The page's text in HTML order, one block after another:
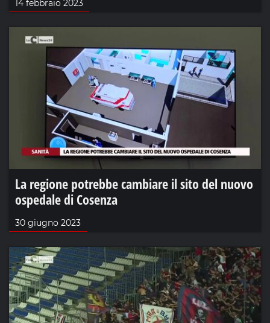
14 febbraio 2023
La regione potrebbe cambiare il sito del nuovo
ospedale di Cosenza
30 giugno 2023